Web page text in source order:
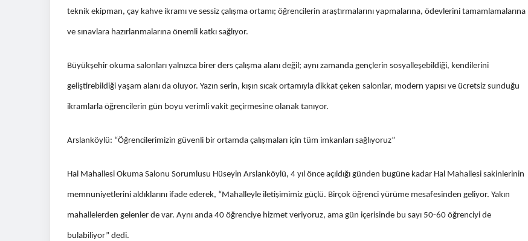
teknik ekipman, çay kahve ikramı ve sessiz çalışma ortamı; öğrencilerin araştırmalarını yapmalarına, ödevlerini tamamlamalarına
ve sınavlara hazırlanmalarına önemli katkı sağlıyor.
Büyükşehir okuma salonları yalnızca birer ders çalışma alanı değil; aynı zamanda gençlerin sosyalleşebildiği, kendilerini
geliştirebildiği yaşam alanı da oluyor. Yazın serin, kışın sıcak ortamıyla dikkat çeken salonlar, modern yapısı ve ücretsiz sunduğu
ikramlarla öğrencilerin gün boyu verimli vakit geçirmesine olanak tanıyor.
Arslanköylü: “Öğrencilerimizin güvenli bir ortamda çalışmaları için tüm imkanları sağlıyoruz”
Hal Mahallesi Okuma Salonu Sorumlusu Hüseyin Arslanköylü, 4 yıl önce açıldığı günden bugüne kadar Hal Mahallesi sakinlerinin
memnuniyetlerini aldıklarını ifade ederek, “Mahalleyle iletişimimiz güçlü. Birçok öğrenci yürüme mesafesinden geliyor. Yakın
mahallelerden gelenler de var. Aynı anda 40 öğrenciye hizmet veriyoruz, ama gün içerisinde bu sayı 50-60 öğrenciyi de
bulabiliyor” dedi.